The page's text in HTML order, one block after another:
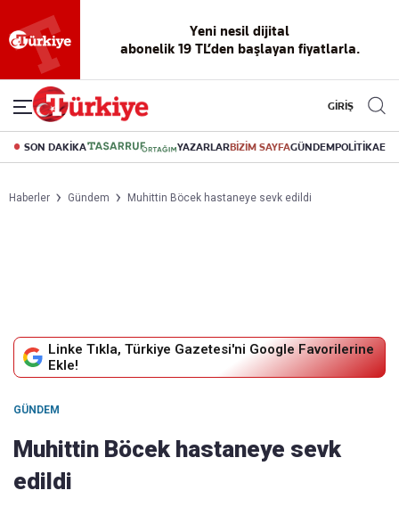
Yeni nesil dijital
abonelik 19 TL’den başlayan fiyatlarla.
GİRİŞ
SON DAKİKA YAZARLARBİZİM SAYFAGÜNDEMPOLİTİKA
Haberler Gündem Muhittin Böcek hastaneye sevk edildi
Linke Tıkla, Türkiye Gazetesi'ni Google Favorilerine
Ekle!
GÜNDEM
Muhittin Böcek hastaneye sevk
edildi